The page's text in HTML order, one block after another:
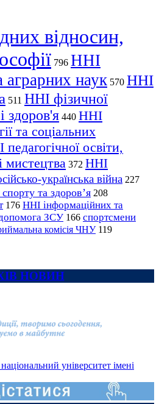
відносин,
796 ННІ
наук 570 ННІ
511 ННІ фізичної
здоров'я 440 ННІ
та соціальних
освіти,
мистецтва 372 ННІ
українська війна 227
та здоров’я 208
176 ННІ інформаційних та
ЗСУ 166 спортсмени
комісія ЧНУ 119
НОВИН
університет імені